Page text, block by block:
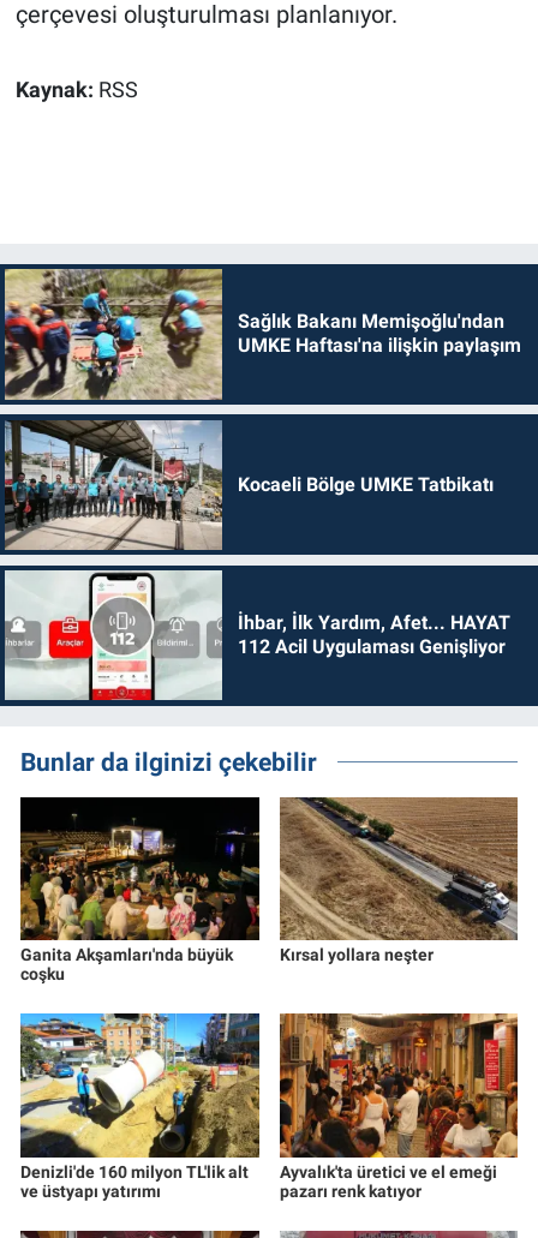
çerçevesi oluşturulması planlanıyor.
Kaynak: RSS
Sağlık Bakanı Memişoğlu'ndan
UMKE Haftası'na ilişkin paylaşım
Kocaeli Bölge UMKE Tatbikatı
İhbar, İlk Yardım, Afet... HAYAT
112 Acil Uygulaması Genişliyor
Bunlar da ilginizi çekebilir
Ganita Akşamları'nda büyük
coşku
Kırsal yollara neşter
Denizli'de 160 milyon TL'lik alt
ve üstyapı yatırımı
Ayvalık'ta üretici ve el emeği
pazarı renk katıyor